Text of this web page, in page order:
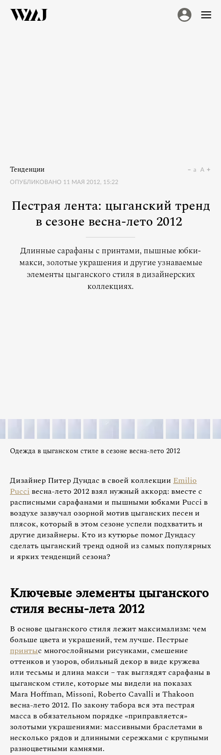
Тенденции
ОПУБЛИКОВАНО 11 МАЯ 2012, 15:22
a A
Пестрая лента: цыганский тренд
в сезоне весна-лето 2012
Длинные сарафаны с принтами, пышные юбки-
макси, золотые украшения и другие узнаваемые
элементы цыганского стиля в дизайнерских
коллекциях.
Одежда в цыганском стиле в сезоне весна-лето 2012
Дизайнер Питер Дундас в своей коллекции Emilio
Pucci весна-лето 2012 взял нужный аккорд: вместе с
расписными сарафанами и пышными юбками Pucci в
воздухе зазвучал озорной мотив цыганских песен и
плясок, который в этом сезоне успели подхватить и
другие дизайнеры. Кто из кутюрье помог Дундасу
сделать цыганский тренд одной из самых популярных
и ярких тенденций сезона?
Ключевые элементы цыганского
стиля весны-лета 2012
В основе цыганского стиля лежит максимализм: чем
больше цвета и украшений, тем лучше. Пестрые
принтыс многослойными рисунками, смешение
оттенков и узоров, обильный декор в виде кружева
или тесьмы и длина макси – так выглядят сарафаны в
цыганском стиле, которые мы видели на показах
Mara Hoffman, Missoni, Roberto Cavalli и Thakoon
весна-лето 2012. По закону табора вся эта пестрая
масса в обязательном порядке «приправляется»
золотыми украшениями: массивными браслетами в
несколько рядов и длинными сережками с крупными
разноцветными камнями.